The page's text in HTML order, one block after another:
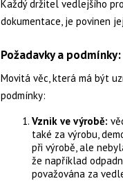
Každý držitel vedlejšího
dokumentace, je povinen
Požadavky a podmínky:
Movitá věc, která má být
podmínky:
Vznik ve výrobě:
také za výrobu,
při výrobě, ale
že například
považována za